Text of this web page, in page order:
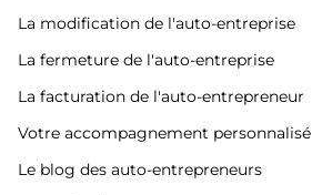
La modification de l'auto-entreprise
La fermeture de l'auto-entreprise
La facturation de l'auto-entrepreneur
Votre accompagnement personnalisé
Le blog des auto-entrepreneurs